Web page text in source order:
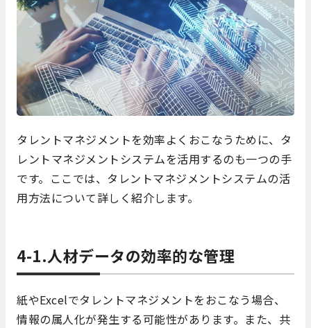
タレントマネジメントを効率よくおこなうために、タ
レントマネジメントシステムを活用するのも一つの手
です。ここでは、タレントマネジメントシステムの活
用方法について詳しく紹介します。
4-1.人材データの効率的な管理
紙やExcelでタレントマネジメントをおこなう場合、
情報の属人化が発生する可能性があります。また、共